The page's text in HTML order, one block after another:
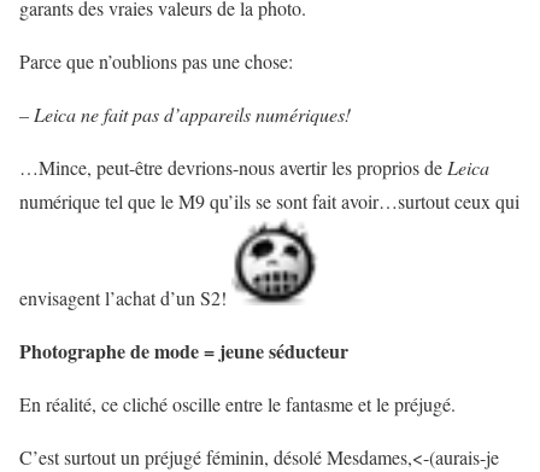
garants des vraies valeurs de la photo.
Parce que n’oublions pas une chose:
– Leica ne fait pas d’appareils numériques!
…Mince, peut-être devrions-nous avertir les proprios deLeica
numérique tel que le M9 qu’ils se sont fait avoir…surtout ceux qui
envisagent l’achat d’un S2!
Photographe de mode = jeune séducteur
En réalité, ce cliché oscille entre le fantasme et le préjugé.
C’est surtout un préjugé féminin, désolé Mesdames,<-(aurais-je